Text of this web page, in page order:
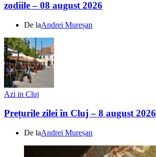
zodiile – 08 august 2026
De laAndrei Mureșan
Azi in Cluj
Prețurile zilei în Cluj – 8 august 2026
De laAndrei Mureșan